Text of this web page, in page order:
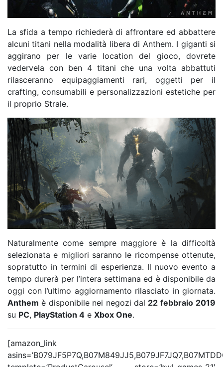
La sfida a tempo richiederà di affrontare ed abbattere
alcuni titani nella modalità libera di Anthem. I giganti si
aggirano per le varie location del gioco, dovrete
vedervela con ben 4 titani che una volta abbattuti
rilasceranno equipaggiamenti rari, oggetti per il
crafting, consumabili e personalizzazioni estetiche per
il proprio Strale.
Naturalmente come sempre maggiore è la difficoltà
selezionata e migliori saranno le ricompense ottenute,
sopratutto in termini di esperienza. Il nuovo evento a
tempo durerà per l’intera settimana ed è disponibile da
oggi con l’ultimo aggiornamento rilasciato in giornata.
Anthem è disponibile nei negozi dal 22 febbraio 2019
su PC, PlayStation 4 e Xbox One.
[amazon_link